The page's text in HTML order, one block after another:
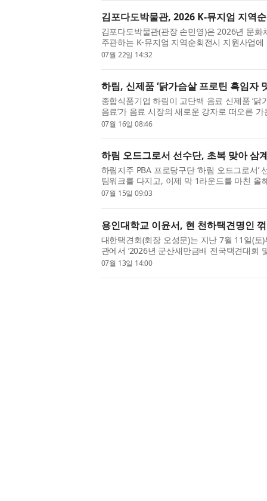
김포다도박물관, 2026 K-뮤지엄 지역
김포다도박물관(관장 손민영)은 2026년 문
주관하는 K-뮤지엄 지역순회전시 지원사업에
이번 전시는 한국차박물관(8월 7일~10월 5
07월 22일 14:32
하림, 신제품 ‘닭가슴살 프로틴 흑임자
종합식품기업 하림이 고단백 음료 신제품 ‘닭
음료’가 음료 시장의 새로운 강자로 떠오른 가
임자 맛’으로 소비자 선택지를 넓혔다. ‘닭가
07월 16일 08:46
하림 오드그로서 선수단, 초복 맞아 삼
하림지주 PBA 프로당구단 ‘하림 오드그로서
팀워크를 다지고, 이제 막 1라운드를 마친 올
짐했다. ‘하림 오드그로서’는 2025년 6월 창
07월 15일 09:03
용인대학교 이윤서, 현 천하택견명인
대한택견회(회장 오성문)는 지난 7월 11일(
관에서 ‘2026년 군산새만금배 전국택견대회
다고 밝혔다. 이번 대회는 유네스코 인류무
07월 13일 14:00